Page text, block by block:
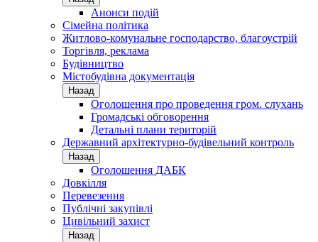
Анонси подій
Сімейна політика
Житлово-комунальне господарство, благоустрій
Торгівля, реклама
Будівництво
Містобудівна документація
Назад
Оголошення про проведення гром. слухань
Громадські обговорення
Детальні плани територій
Державний архітектурно-будівельний контроль
Назад
Оголошення ДАБК
Довкілля
Перевезення
Публічні закупівлі
Цивільний захист
Назад